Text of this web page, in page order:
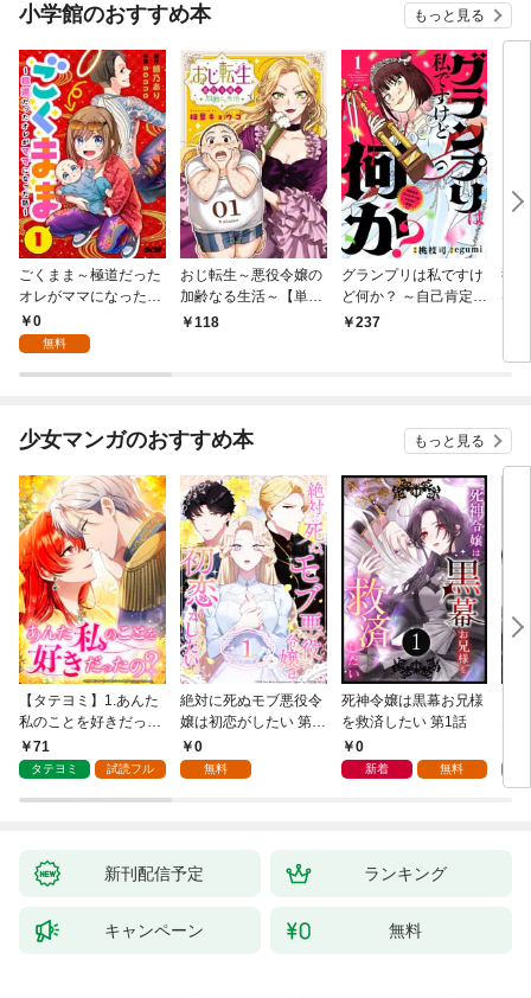
小学館のおすすめ本 もっと見る
ごくまま～極道だった
オレがママになった話
～【単話】（１）
0
無料
おじ転生～悪役令嬢の
加齢なる生活～【単
話】（１）
118
グランプリは私ですけ
ど何か？ ～自己肯定モ
ンスターのミスコン無
237
後
は
少女マンガのおすすめ本 もっと見る
【タテヨミ】1.あんた
私のことを好きだった
の？
71
タテヨミ 試読フル
絶対に死ぬモブ悪役令
嬢は初恋がしたい 第1
話0
無料
死神令嬢は黒幕お兄様
を救済したい 第1話
0
新着 無料
な
新刊配信予定 ランキング
キャンペーン 無料